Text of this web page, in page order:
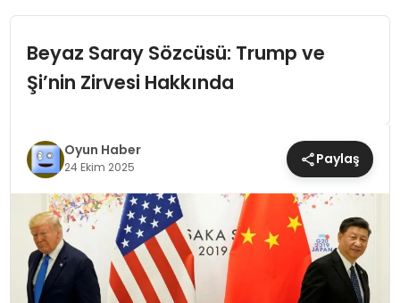
OYUN HABERLERI
EKONOMI
MAGAZIN
SAĞLIK
TEKNOLOJI
Beyaz Saray Sözcüsü: Trump ve
Şi’nin Zirvesi Hakkında
Oyun Haber
24 Ekim 2025 Paylaş